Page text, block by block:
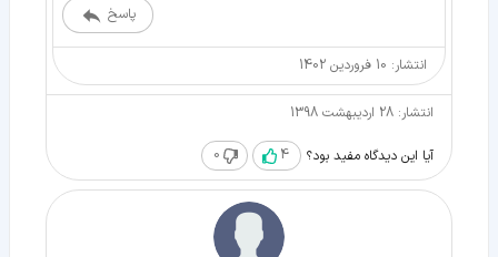
پاسخ
انتشار: 10 فروردین 1402
انتشار: 28 اردیبهشت 1398
آیا این دیدگاه مفید بود؟ 4
0